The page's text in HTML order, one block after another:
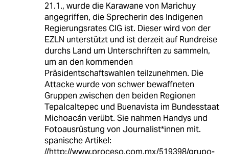
21.1., wurde die Karawane von Marichuy
angegriffen, die Sprecherin des Indigenen
Regierungsrates CIG ist. Dieser wird von der
EZLN unterstützt und ist derzeit auf Rundreise
durchs Land um Unterschriften zu sammeln,
um an den kommenden
Präsidentschaftswahlen teilzunehmen. Die
Attacke wurde von schwer bewaffneten
Gruppen zwischen den beiden Regionen
Tepalcaltepec und Buenavista im Bundesstaat
Michoacán verübt. Sie nahmen Handys und
Fotoausrüstung von Journalist*innen mit.
spanische Artikel:
//http://www.proceso.com.mx/519398/grupo-